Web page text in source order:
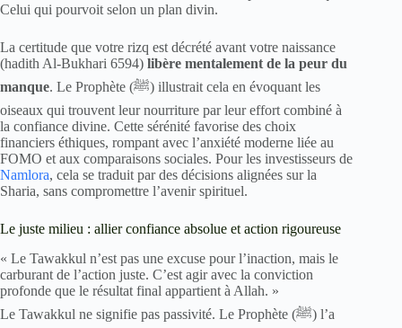
Celui qui pourvoit selon un plan divin.
La certitude que votre rizq est décrété avant votre naissance
(hadith Al-Bukhari 6594) libère mentalement de la peur du
manque. Le Prophète (ﷺ) illustrait cela en évoquant les
oiseaux qui trouvent leur nourriture par leur effort combiné à
la confiance divine. Cette sérénité favorise des choix
financiers éthiques, rompant avec l’anxiété moderne liée au
FOMO et aux comparaisons sociales. Pour les investisseurs de
Namlora, cela se traduit par des décisions alignées sur la
Sharia, sans compromettre l’avenir spirituel.
Le juste milieu : allier confiance absolue et action rigoureuse
« Le Tawakkul n’est pas une excuse pour l’inaction, mais le
carburant de l’action juste. C’est agir avec la conviction
profonde que le résultat final appartient à Allah. »
Le Tawakkul ne signifie pas passivité. Le Prophète (ﷺ) l’a